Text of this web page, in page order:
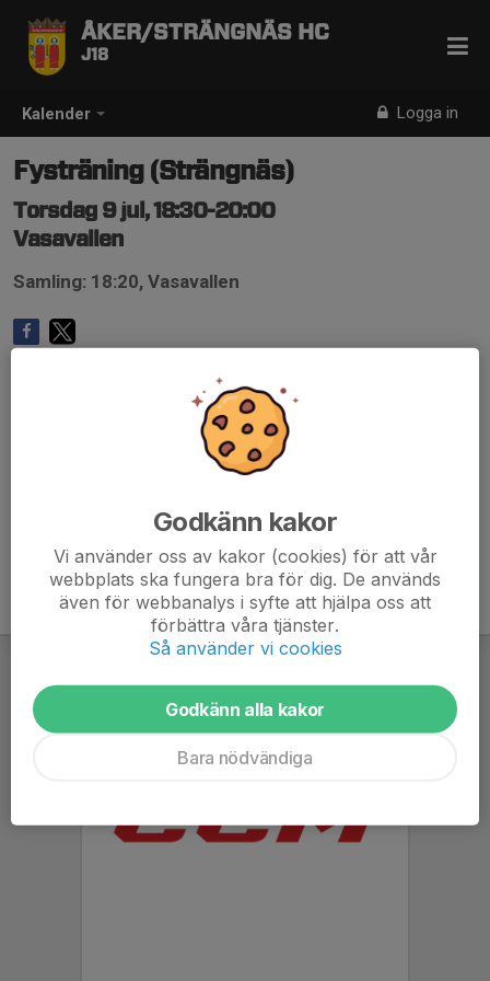
Kalender Logga in
ÅKER/STRÄNGNÄS HC
J18
Fysträning (Strängnäs)
Torsdag 9 jul, 18:30-20:00
Vasavallen
Samling: 18:20, Vasavallen
Godkänn kakor
Vi använder oss av kakor (cookies) för att vår
webbplats ska fungera bra för dig. De används
även för webbanalys i syfte att hjälpa oss att
förbättra våra tjänster.
Så använder vi cookies
Godkänn alla kakor
Bara nödvändiga